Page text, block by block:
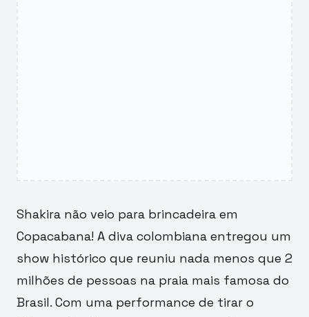
Shakira não veio para brincadeira em
Copacabana! A diva colombiana entregou um
show histórico que reuniu nada menos que 2
milhões de pessoas na praia mais famosa do
Brasil. Com uma performance de tirar o